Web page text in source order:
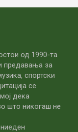
од 1990-та
предавања за
спортски
се
дека
што никогаш не